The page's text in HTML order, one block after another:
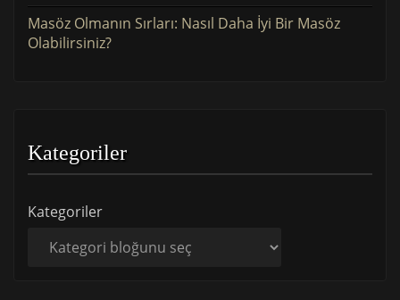
Masöz Olmanın Sırları: Nasıl Daha İyi Bir Masöz
Olabilirsiniz?
Kategoriler
Kategoriler